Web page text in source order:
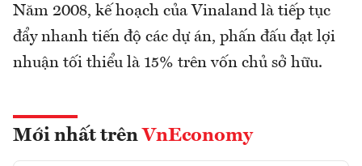
Năm 2008, kế hoạch của Vinaland là tiếp tục
đẩy nhanh tiến độ các dự án, phấn đấu đạt lợi
nhuận tối thiểu là 15% trên vốn chủ sở hữu.
Mới nhất trên VnEconomy